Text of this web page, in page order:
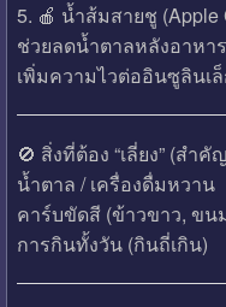
5. 🍎 น้ำส้มสายชู (Apple
ช่วยลดน้ำตาลหลังอาหาร
เพิ่มความไวต่ออินซูลินเ
🚫 สิ่งที่ต้อง “เลี่ยง” (สำ
น้ำตาล / เครื่องดื่มหวาน
คาร์บขัดสี (ข้าวขาว, ขน
การกินทั้งวัน (กินถี่เกิน)